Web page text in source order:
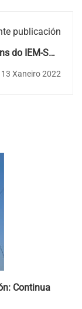
publicación
do IEM-SOS
en contra do
245, do 23
de Oia e O
13 Xaneiro 2022
Continua